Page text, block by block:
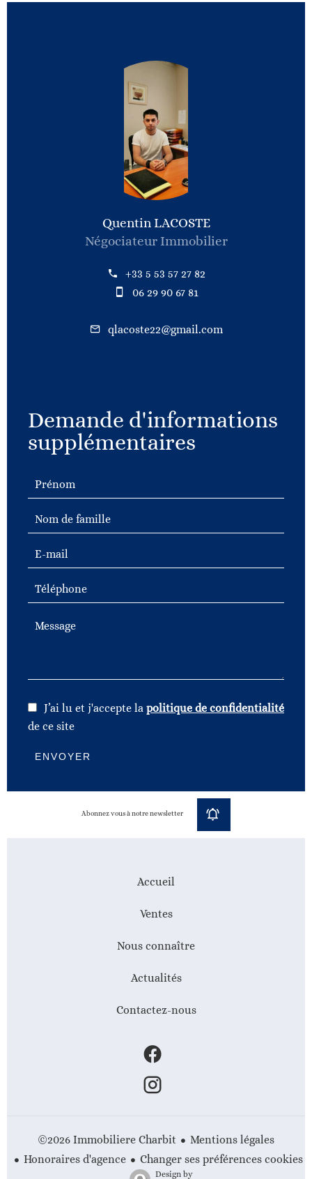
Quentin LACOSTE
Négociateur Immobilier
+33 5 53 57 27 82
06 29 90 67 81
qlacoste22@gmail.com
Demande d'informations
supplémentaires
J’ai lu et j'accepte la politique de confidentialité
de ce site
ENVOYER
Abonnez vous à notre newsletter
Accueil
Ventes
Nous connaître
Actualités
Contactez-nous
©2026 Immobiliere Charbit
Mentions légales
Honoraires d'agence
Changer ses préférences cookies
Design by